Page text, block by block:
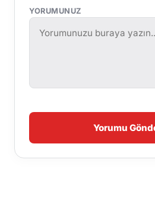
YORUMUNUZ
Yorumu